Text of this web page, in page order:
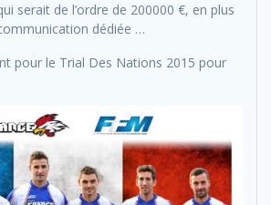
serait de l’ordre de 200000 €, en plus
dédiée …
pour le Trial Des Nations 2015 pour